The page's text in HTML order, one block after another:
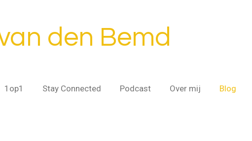
den Bemd
1op1 Stay Connected Podcast Over mij Blog